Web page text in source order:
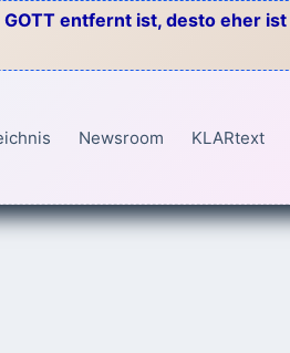
entfernt ist, desto eher
Newsroom KLARtext